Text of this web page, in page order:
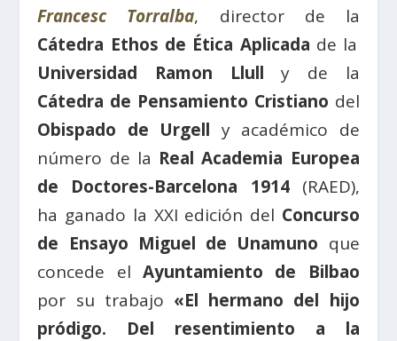
Francesc Torralba, director de la
Cátedra Ethos de Ética Aplicada de la
Universidad Ramon Llull y de la
Cátedra de Pensamiento Cristiano del
Obispado de Urgell y académico de
número de la Real Academia Europea
de Doctores-Barcelona 1914(RAED),
ha ganado la XXI edición del Concurso
de Ensayo Miguel de Unamuno que
concede el Ayuntamiento de Bilbao
por su trabajo «El hermano del hijo
pródigo. Del resentimiento a la